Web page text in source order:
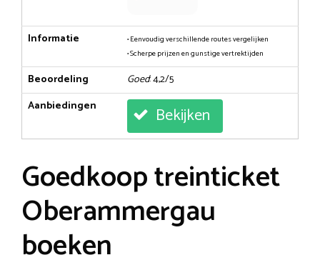
Informatie
• Eenvoudig verschillende routes vergelijken
• Scherpe prijzen en gunstige vertrektijden
Beoordeling Goed: 4,2/5
Aanbiedingen
Bekijken
Goedkoop treinticket
Oberammergau
boeken